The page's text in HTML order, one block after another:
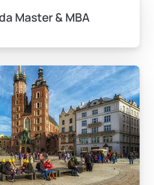
Master & MBA